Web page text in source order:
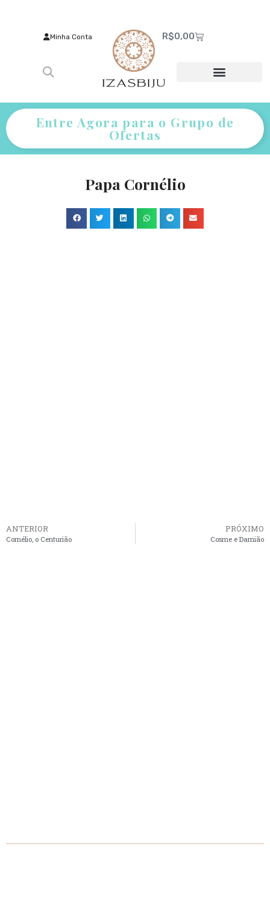
Minha Conta R$0,00
Entre Agora para o Grupo de
Ofertas
Papa Cornélio
ANTERIOR
Cornélio, o Centurião
PRÓXIMO
Cosme e Damião